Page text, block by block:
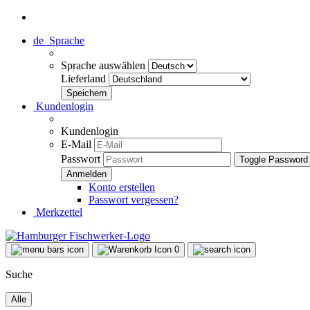
de Sprache
Sprache auswählen
Lieferland
Kundenlogin
Kundenlogin
E-Mail
Passwort
Toggle
Konto erstellen
Passwort vergessen?
Merkzettel
0
Suche
Alle